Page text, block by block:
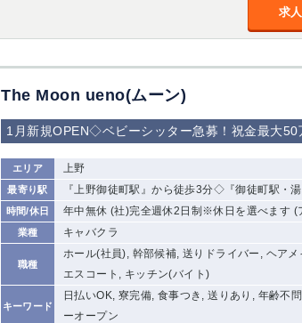
求
The Moon ueno(ムーン)
1月新規OPEN◇ベビーシッター急募！祝金最大
エリア 上野
最寄り駅 『上野御徒町駅』から徒歩3分◇『御徒町駅・
時間/休日 年中無休 (社)完全週休2日制※休日を選べます (
業種 キャバクラ
職種
ホール(社員), 幹部候補, 送りドライバー, ヘア
エスコート, キッチン(バイト)
キーワード
日払いOK, 寮完備, 食事つき, 送りあり, 年齢不
ーオープン